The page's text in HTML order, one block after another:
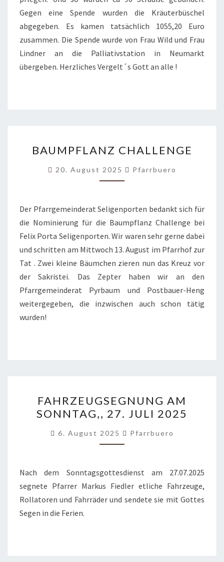
Gegen eine Spende wurden die Kräuterbüschel
abgegeben. Es kamen tatsächlich 1055,20 Euro
zusammen. Die Spende wurde von Frau Wild und Frau
Lindner an die Palliativstation in Neumarkt
übergeben. Herzliches Vergelt´s Gott an alle !
CHALLENGE
BAUMPFLANZ CHALLENGE
20. August 2025 Pfarrbuero
Der Pfarrgemeinderat Seligenporten bedankt sich für
die Nominierung für die Baumpflanz Challenge bei
Felix Porta Seligenporten. Wir waren sehr gerne dabei
und schritten am Mittwoch 13. August im Pfarrhof zur
Tat . Zwei kleine Bäumchen zieren nun das Kreuz vor
der Sakristei. Das Zepter haben wir an den
Pfarrgemeinderat Pyrbaum und Postbauer-Heng
weitergegeben, die inzwischen auch schon tätig
wurden!
AM
SONNTAG,,
27.
JULI
FAHRZEUGSEGNUNG AM
SONNTAG,, 27. JULI 2025
6. August 2025 Pfarrbuero
Nach dem Sonntagsgottesdienst am 27.07.2025
segnete Pfarrer Markus Fiedler etliche Fahrzeuge,
Rollatoren und Fahrräder und sendete sie mit Gottes
Segen in die Ferien.